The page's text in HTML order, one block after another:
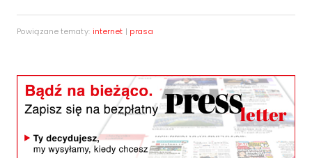
Powiązane tematy: internet | prasa